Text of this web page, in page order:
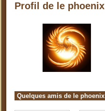
Profil de le phoenix
Quelques amis de le phoenix